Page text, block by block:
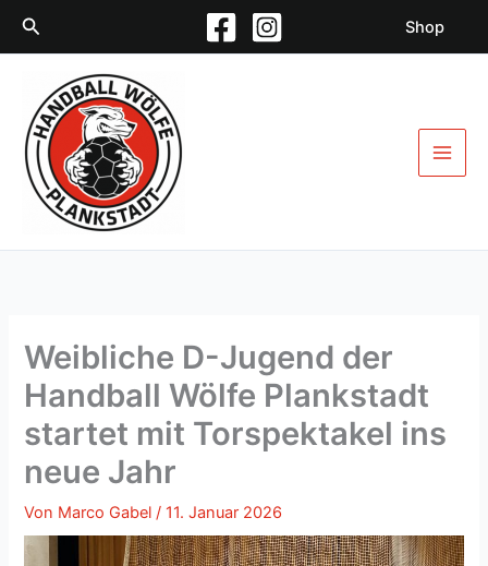
Inhalt
Suchen Shop
Weibliche D-Jugend der
Handball Wölfe Plankstadt
startet mit Torspektakel ins
neue Jahr
Von Marco Gabel/11. Januar 2026